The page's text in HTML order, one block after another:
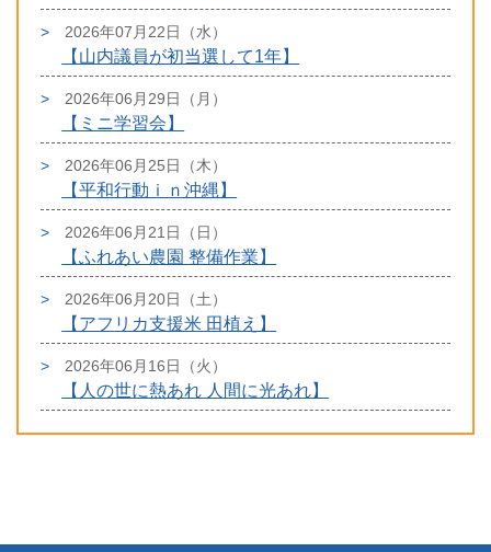
2026年07月22日（水）
【山内議員が初当選して1年】
2026年06月29日（月）
【ミニ学習会】
2026年06月25日（木）
【平和行動ｉｎ沖縄】
2026年06月21日（日）
【ふれあい農園 整備作業】
2026年06月20日（土）
【アフリカ支援米 田植え】
2026年06月16日（火）
【人の世に熱あれ 人間に光あれ】